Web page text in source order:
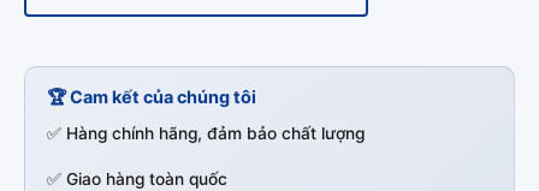
🏆 Cam kết của chúng tôi
✅ Hàng chính hãng, đảm bảo chất lượng
✅ Giao hàng toàn quốc